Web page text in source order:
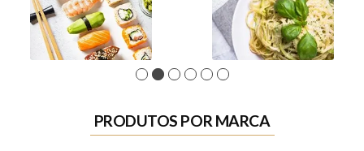
1 2 3 4 5 6
PRODUTOS POR MARCA